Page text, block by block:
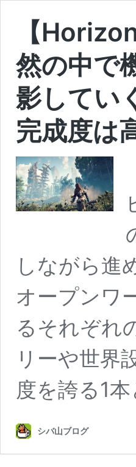
【
然の中で
影してい
完成度は
しながら進
オープンワ
るそれぞれ
リーや世界
度を誇る1
シバ山ブログ